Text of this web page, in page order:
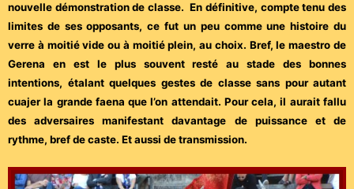
nouvelle démonstration de classe. En définitive, compte tenu des
limites de ses opposants, ce fut un peu comme une histoire du
verre à moitié vide ou à moitié plein, au choix. Bref, le maestro de
Gerena en est le plus souvent resté au stade des bonnes
intentions, étalant quelques gestes de classe sans pour autant
cuajer la grande faena que l’on attendait. Pour cela, il aurait fallu
des adversaires manifestant davantage de puissance et de
rythme, bref de caste. Et aussi de transmission.